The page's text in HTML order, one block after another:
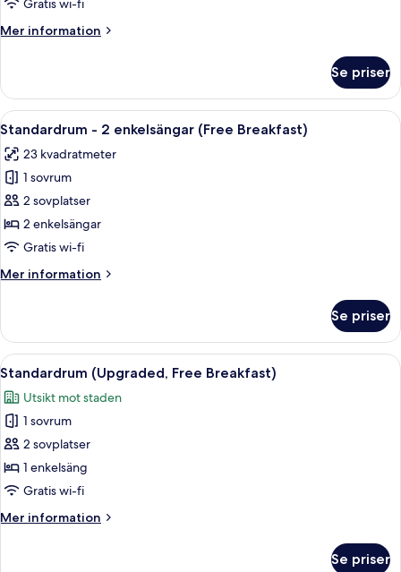
Gratis wi-fi
Mer information
Mer
(Free
Breakfast)
Se priser
Öppna
alla
foton
för
Standardrum
-
2
(Free
En säng med vita och orangefärgade
13
Standardrum - 2 enkelsängar (Free Breakfast)
23 kvadratmeter
1 sovrum
2 sovplatser
2 enkelsängar
Gratis wi-fi
Mer information
Mer
-
enkelsängar
Breakfast)
Se priser
Öppna
alla
foton
för
Standardrum
(Upgraded,
Free
Ett modernt hotellrum med en stor
9
Standardrum (Upgraded, Free Breakfast)
Utsikt mot staden
1 sovrum
2 sovplatser
1 enkelsäng
Gratis wi-fi
Mer information
Mer
Se priser